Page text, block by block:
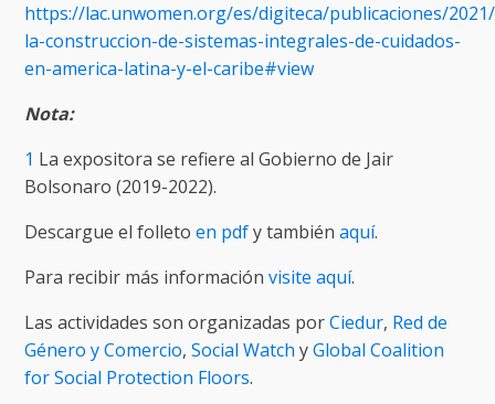
https://lac.unwomen.org/es/digiteca/publicaciones/
la-construccion-de-sistemas-integrales-de-cuidados-
en-america-latina-y-el-caribe#view
Nota:
1 La expositora se refiere al Gobierno de Jair
Bolsonaro (2019-2022).
Descargue el folletoen pdfy tambiénaquí.
Para recibir más informaciónvisite aquí.
Las actividades son organizadas porCiedur, Red de
Género y Comercio,Social Watch yGlobal Coalition
for Social Protection Floors.